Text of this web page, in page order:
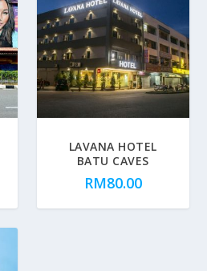
LAVANA HOTEL
BATU CAVES
RM80.00